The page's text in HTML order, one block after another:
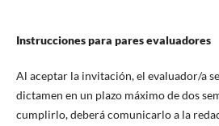
Instrucciones para pares evaluadores
Al aceptar la invitación, el evaluador/a
dictamen en un plazo máximo de dos
cumplirlo, deberá comunicarlo a la